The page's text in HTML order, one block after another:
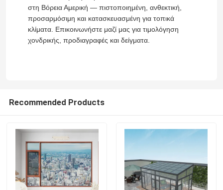
Μπλογκ
παράθυρο από αλουμίνιο
Αλουμινένιο ηλιακό δωμάτιο
στη Βόρεια Αμερική — πιστοποιημένη, ανθεκτική,
προσαρμόσιμη και κατασκευασμένη για τοπικά
κλίματα. Επικοινωνήστε μαζί μας για τιμολόγηση
χονδρικής, προδιαγραφές και δείγματα.
Recommended Products